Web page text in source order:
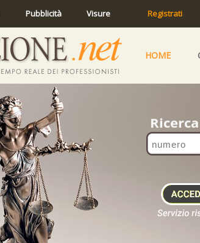
Pubblicità Visure Registrati
HOME